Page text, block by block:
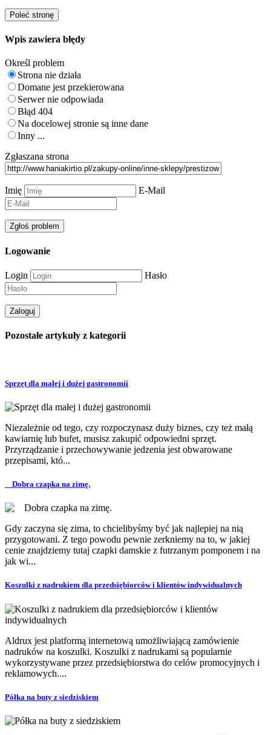
Wpis zawiera błędy
Określ problem
Strona nie działa
Domane jest przekierowana
Serwer nie odpowiada
Błąd 404
Na docelowej stronie są inne dane
Inny ...
Zgłaszana strona
Imię E-Mail
Logowanie
Login Hasło
Pozostałe artykuły z kategorii
Sprzęt dla małej i dużej gastronomii
Niezależnie od tego, czy rozpoczynasz duży biznes, czy też małą
kawiarnię lub bufet, musisz zakupić odpowiedni sprzęt.
Przyrządzanie i przechowywanie jedzenia jest obwarowane
przepisami, któ...
Dobra czapka na zimę.
Gdy zaczyna się zima, to chcielibyśmy być jak najlepiej na nią
przygotowani. Z tego powodu pewnie zerkniemy na to, w jakiej
cenie znajdziemy tutaj czapki damskie z futrzanym pomponem i na
jak wi...
Koszulki z nadrukiem dla przedsiębiorców i klientów indywidualnych
Aldrux jest platformą internetową umożliwiającą zamówienie
nadruków na koszulki. Koszulki z nadrukami są popularnie
wykorzystywane przez przedsiębiorstwa do celów promocyjnych i
reklamowych....
Półka na buty z siedziskiem